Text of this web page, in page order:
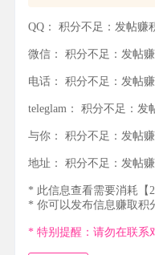
QQ： 积分不足：发帖赚
微信： 积分不足：发帖
电话： 积分不足：发帖
teleglam： 积分不足：发
与你： 积分不足：发帖
地址： 积分不足：发帖
* 此信息查看需要消耗【
* 你可以发布信息赚取积
* 特别提醒：请勿在联系